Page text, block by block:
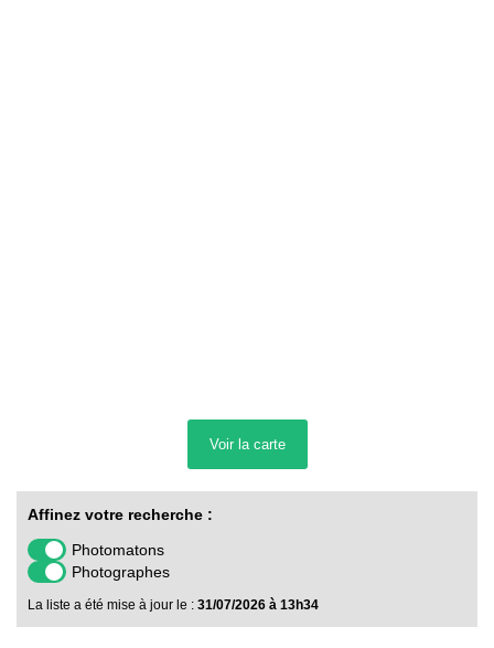
Voir la carte
Affinez votre recherche :
Photomatons
Photographes
La liste a été mise à jour le : 31/07/2026 à 13h34